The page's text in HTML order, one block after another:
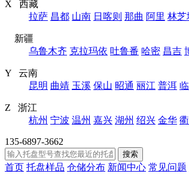
X 西藏
拉萨 昌都 山南 日喀则 那曲 阿里 林芝
新疆
乌鲁木齐 克拉玛依 吐鲁番 哈密 昌吉
Y 云南
昆明 曲靖 玉溪 保山 昭通 丽江 普洱
Z 浙江
杭州 宁波 温州 嘉兴 湖州 绍兴 金华
135-6897-3662
搜索
首页 托盘样品 仓储分布 新闻中心 常见问题